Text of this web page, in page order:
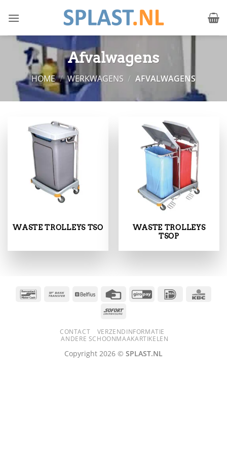
naar
Afvalwagens
HOME / WERKWAGENS / AFVALWAGENS
WASTE TROLLEYS TSO
WASTE TROLLEYS
TSOP
BancontactBank
Belfius
Credit
GiroPay IDeal
Sofort
CONTACT
VERZENDINFORMATIE
ANDERE SCHOONMAAKARTIKELEN
Copyright 2026 © SPLAST.NL